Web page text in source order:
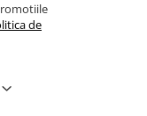
de